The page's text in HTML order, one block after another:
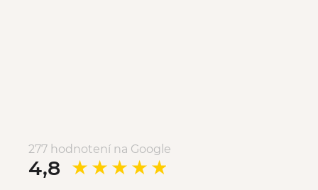
277 hodnotení na Google
4,8